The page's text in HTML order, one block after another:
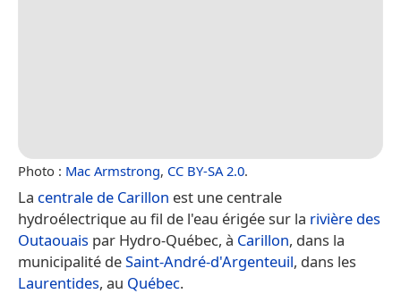
Photo : Mac Armstrong, CC BY-SA 2.0.
La centrale de Carillon est une centrale
hydroélectrique au fil de l'eau érigée sur la rivière des
Outaouais par Hydro-Québec, à Carillon, dans la
municipalité deSaint-André-d'Argenteuil, dans les
Laurentides, au Québec.